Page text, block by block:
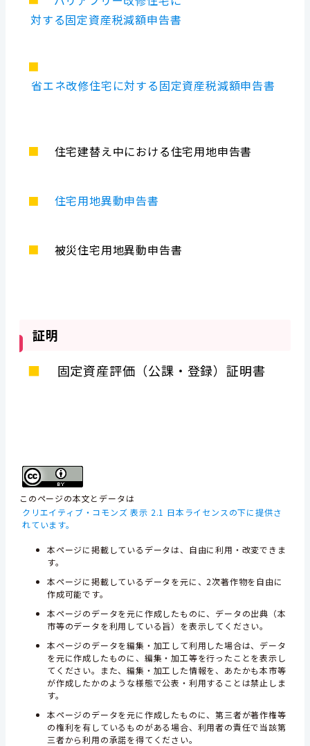
対する固定資産税減額申告書
■
省エネ改修住宅に対する固定資産税減額申告書
■ 住宅建替え中における住宅用地申告書
■ 住宅用地異動申告書
■ 被災住宅用地異動申告書
証明
■
固定資産評価（公課・登録）証明書
このページの本文とデータは
クリエイティブ・コモンズ 表示 2.1 日本ライセンスの下に提供さ
れています。
本ページに掲載しているデータは、自由に利用・改変できま
す。
本ページに掲載しているデータを元に、2次著作物を自由に
作成可能です。
本ページのデータを元に作成したものに、データの出典（本
市等のデータを利用している旨）を表示してください。
本ページのデータを編集・加工して利用した場合は、データ
を元に作成したものに、編集・加工等を行ったことを表示し
てください。また、編集・加工した情報を、あたかも本市等
が作成したかのような様態で公表・利用することは禁止しま
す。
本ページのデータを元に作成したものに、第三者が著作権等
の権利を有しているものがある場合、利用者の責任で当該第
三者から利用の承諾を得てください。